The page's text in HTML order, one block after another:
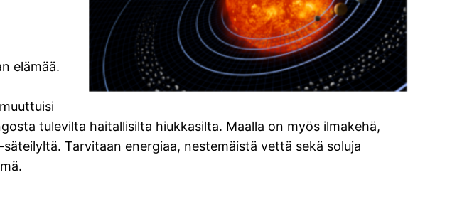
elämää.
tulevilta haitallisilta hiukkasilta. Maalla on myös ilmakehä,
Tarvitaan energiaa, nestemäistä vettä sekä soluja